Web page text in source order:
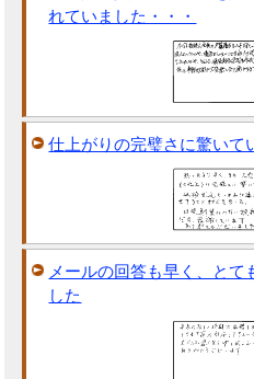
れていました・・・
仕上がりの完璧さに驚いて
メールの回答も早く、とて
した